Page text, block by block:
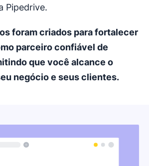
Pipedrive.
foram criados para fortalecer
parceiro confiável de
que você alcance o
negócio e seus clientes.